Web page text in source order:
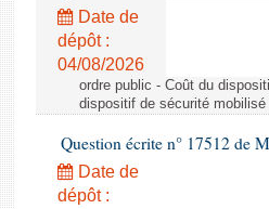
Date de
dépôt :
04/08/2026
ordre public - Coût du
dispositif de sécurité
Question écrite n° 17512 de
Date de
dépôt :